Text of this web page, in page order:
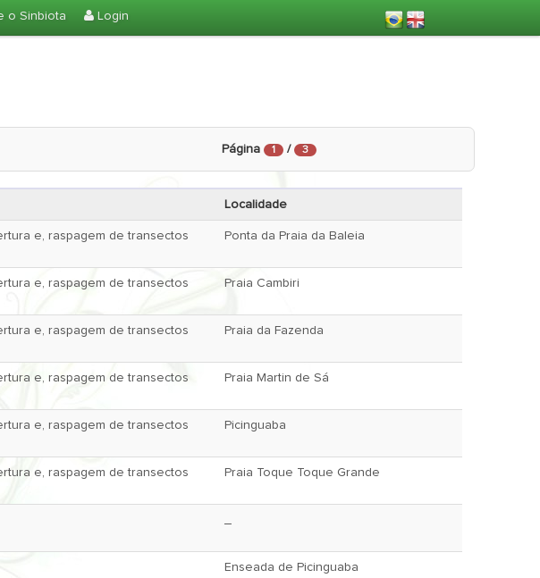
o Sinbiota Login
Página 1 / 3
Localidade
e, raspagem de transectos
Ponta da Praia da Baleia
e, raspagem de transectos
Praia Cambiri
e, raspagem de transectos
Praia da Fazenda
e, raspagem de transectos
Praia Martin de Sá
e, raspagem de transectos
Picinguaba
e, raspagem de transectos
Praia Toque Toque Grande
Enseada de Picinguaba